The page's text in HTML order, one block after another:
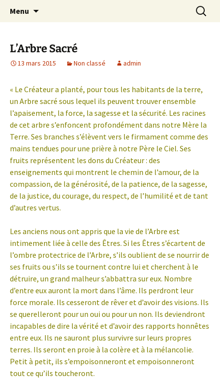
Les arts foreztiers
Festival de création contemporaine à
Chavaniac-Lafayette, Forez, Haute-loire,
Menu
L’Arbre Sacré
13 mars 2015 Non classé admin
« Le Créateur a planté, pour tous les habitants de la terre,
un Arbre sacré sous lequel ils peuvent trouver ensemble
l’apaisement, la force, la sagesse et la sécurité. Les racines
de cet arbre s’enfoncent profondément dans notre Mère la
Terre. Ses branches s’élèvent vers le firmament comme des
mains tendues pour une prière à notre Père le Ciel. Ses
fruits représentent les dons du Créateur : des
enseignements qui montrent le chemin de l’amour, de la
compassion, de la générosité, de la patience, de la sagesse,
de la justice, du courage, du respect, de l’humilité et de tant
d’autres vertus.
Les anciens nous ont appris que la vie de l’Arbre est
intimement liée à celle des Êtres. Si les Êtres s’écartent de
l’ombre protectrice de l’Arbre, s’ils oublient de se nourrir de
ses fruits ou s’ils se tournent contre lui et cherchent à le
détruire, un grand malheur s’abbattra sur eux. Nombre
d’entre eux auront la mort dans l’âme. Ils perdront leur
force morale. Ils cesseront de rêver et d’avoir des visions. Ils
se querelleront pour un oui ou pour un non. Ils deviendront
incapables de dire la vérité et d’avoir des rapports honnêtes
entre eux. Ils ne sauront plus survivre sur leurs propres
terres. Ils seront en proie à la colère et à la mélancolie.
Petit à petit, ils s’empoisonneront et empoisonneront
tout ce qu’ils toucheront.